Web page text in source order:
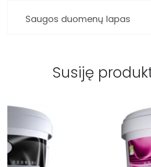
Saugos duomenų lapas
Susiję